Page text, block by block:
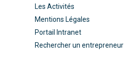
Les Activités
Mentions Légales
Portail Intranet
Rechercher un entrepreneur